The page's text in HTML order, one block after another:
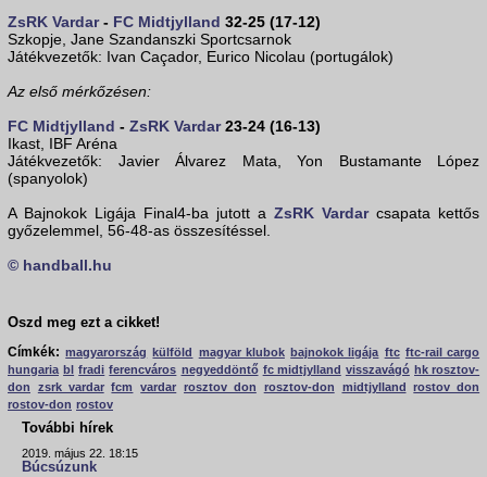
ZsRK Vardar- FC Midtjylland 32-25 (17-12)
Szkopje, Jane Szandanszki Sportcsarnok
Játékvezetők: Ivan Caçador, Eurico Nicolau (portugálok)
Az első mérkőzésen:
FC Midtjylland - ZsRK Vardar23-24 (16-13)
Ikast, IBF Aréna
Játékvezetők: Javier Álvarez Mata, Yon Bustamante López
(spanyolok)
A Bajnokok Ligája Final4-ba jutott a ZsRK Vardarcsapata kettős
győzelemmel, 56-48-as összesítéssel.
© handball.hu
Oszd meg ezt a cikket!
Címkék: magyarország külföld magyar klubok bajnokok ligája ftc ftc-rail cargo
hungaria bl fradi ferencváros negyeddöntő fc midtjylland visszavágó hk rosztov-
don
zsrk vardar fcm vardar rosztov don rosztov-don midtjylland
rostov don
rostov-don rostov
További hírek
2019. május 22. 18:15
Búcsúzunk